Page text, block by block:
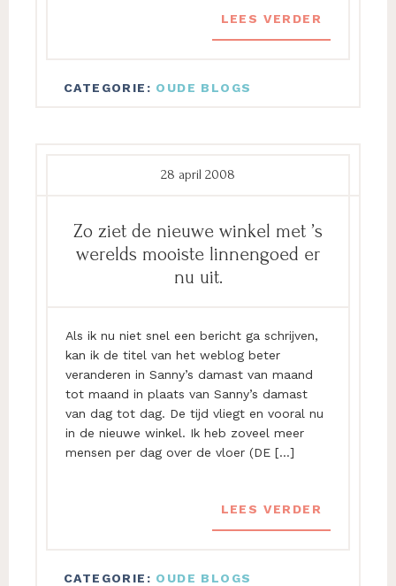
LEES VERDER
CATEGORIE: OUDE BLOGS
Zo ziet de nieuwe winkel met ’s
werelds mooiste linnengoed er
nu uit.
28 april 2008
Als ik nu niet snel een bericht ga schrijven,
kan ik de titel van het weblog beter
veranderen in Sanny’s damast van maand
tot maand in plaats van Sanny’s damast
van dag tot dag. De tijd vliegt en vooral nu
in de nieuwe winkel. Ik heb zoveel meer
mensen per dag over de vloer (DE […]
LEES VERDER
CATEGORIE: OUDE BLOGS